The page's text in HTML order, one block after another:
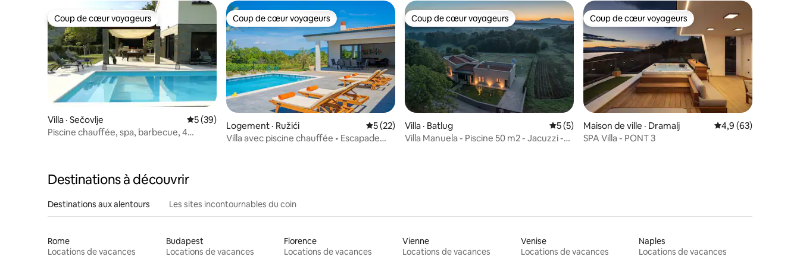
Coup de cœur voyageurs
Coup de cœur voyageurs
Villa · Sečovlje Note moyenne de 5 sur 5, 39 commentaires
5 (39)
Piscine chauffée, spa, barbecue, 4
Coup de cœur voyageurs
Coup de cœur voyageurs
Logement · Ružići Note moyenne de 5 sur 5, 22 commentaires
5 (22)
Villa avec piscine chauffée • Escapade
Coup de cœur voyageurs
Coup de cœur voyageurs
Villa · Batlug Note moyenne de 5 sur 5, 5 commentaires
5 (5)
Villa Manuela - Piscine 50 m2 - Jacuzzi -
Coup de cœur voyageurs
Coup de cœur voyageurs
Maison de ville · Dramalj Note moyenne de
4,9 (63)
SPA Villa - PONT 3
Destinations à découvrir
Destinations aux alentours Les sites incontournables du coin
Rome
Locations de vacances
Budapest
Locations de vacances
Florence
Locations de vacances
Vienne
Locations de vacances
Venise
Locations de vacances
Naples
Locations de vacances